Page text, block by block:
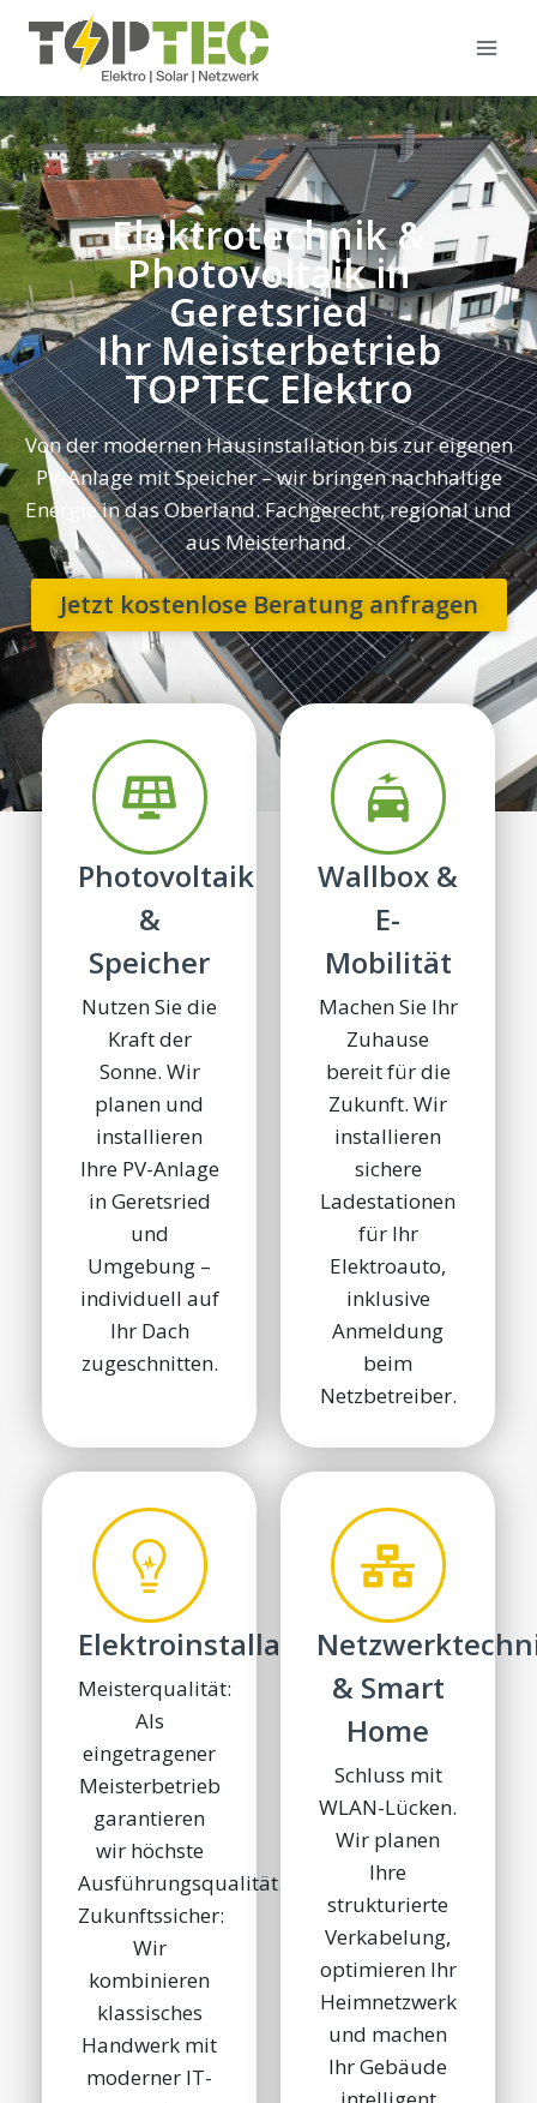
Elektrotechnik &
Photovoltaik in
Geretsried
Ihr Meisterbetrieb
TOPTEC Elektro
Von der modernen Hausinstallation bis zur eigenen
PV-Anlage mit Speicher – wir bringen nachhaltige
Energie in das Oberland. Fachgerecht, regional und
aus Meisterhand.
Jetzt kostenlose Beratung anfragen
Photovoltaik
&
Speicher
Nutzen Sie die
Kraft der
Sonne. Wir
planen und
installieren
Ihre PV-Anlage
in Geretsried
und
Umgebung –
individuell auf
Ihr Dach
zugeschnitten.
Wallbox &
E-
Mobilität
Machen Sie Ihr
Zuhause
bereit für die
Zukunft. Wir
installieren
sichere
Ladestationen
für Ihr
Elektroauto,
inklusive
Anmeldung
beim
Netzbetreiber.
Elektroinstallation
Meisterqualität:
Als
eingetragener
Meisterbetrieb
garantieren
wir höchste
Ausführungsqualität.
Zukunftssicher:
Wir
kombinieren
klassisches
Handwerk mit
moderner IT-
& Smart
Home
Schluss mit
WLAN-Lücken.
Wir planen
Ihre
strukturierte
Verkabelung,
optimieren Ihr
Heimnetzwerk
und machen
Ihr Gebäude